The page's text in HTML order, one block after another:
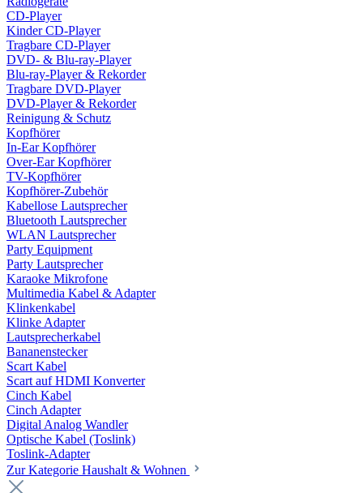
CD-Player
Kinder CD-Player
Tragbare CD-Player
DVD- & Blu-ray-Player
Blu-ray-Player & Rekorder
Tragbare DVD-Player
DVD-Player & Rekorder
Reinigung & Schutz
Kopfhörer
In-Ear Kopfhörer
Over-Ear Kopfhörer
TV-Kopfhörer
Kopfhörer-Zubehör
Kabellose Lautsprecher
Bluetooth Lautsprecher
WLAN Lautsprecher
Party Equipment
Party Lautsprecher
Karaoke Mikrofone
Multimedia Kabel & Adapter
Klinkenkabel
Klinke Adapter
Lautsprecherkabel
Bananenstecker
Scart Kabel
Scart auf HDMI Konverter
Cinch Kabel
Cinch Adapter
Digital Analog Wandler
Optische Kabel (Toslink)
Toslink-Adapter
Zur Kategorie Haushalt & Wohnen